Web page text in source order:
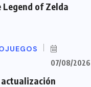
of Zelda
07/08/2026